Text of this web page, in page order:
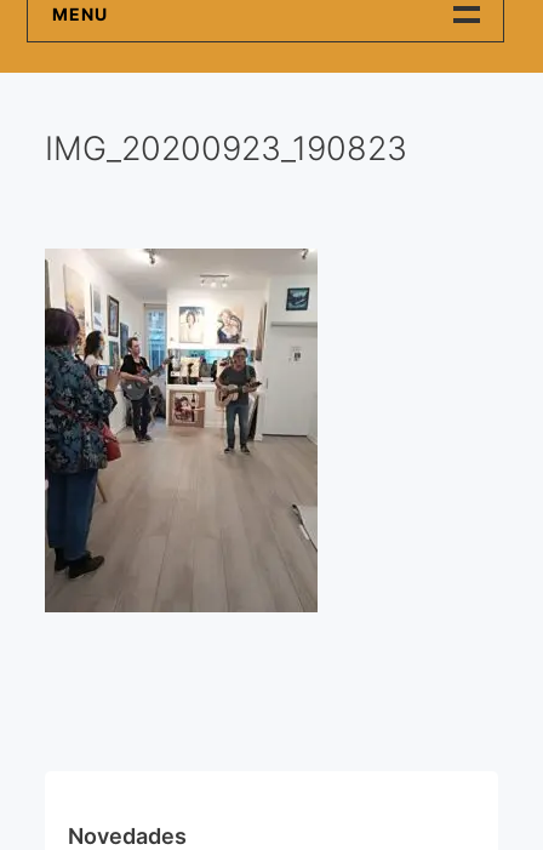
MENU
Artistas
Visitas a los ateliers o talleres de artistas
Presse
Qué dicen de nosotros?
Aviso legal
Política de cookies
Expositions
Bruit de gommettes Paris 2025
IMG_20200923_190823
Novedades